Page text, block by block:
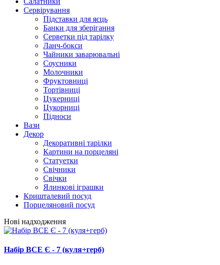
Сервірування
Підставки для яєць
Банки для зберігання
Серветки під тарілку
Ланч-бокси
Чайники заварювальні
Соусники
Молочники
Фруктовниці
Тортівниці
Цукерниці
Цукорниці
Підноси
Вази
Декор
Декоративні тарілки
Картини на порцеляні
Статуетки
Свічники
Свічки
Ялинкові іграшки
Кришталевий посуд
Порцеляновий посуд
Нові надходження
Набір ВСЕ Є - 7 (куля+герб)